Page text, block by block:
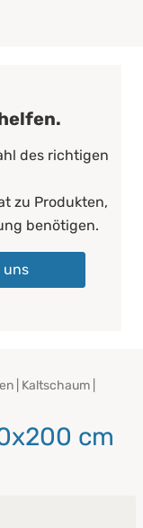
des richtigen
zu Produkten,
benötigen.
uns
| Kaltschaum |
cm